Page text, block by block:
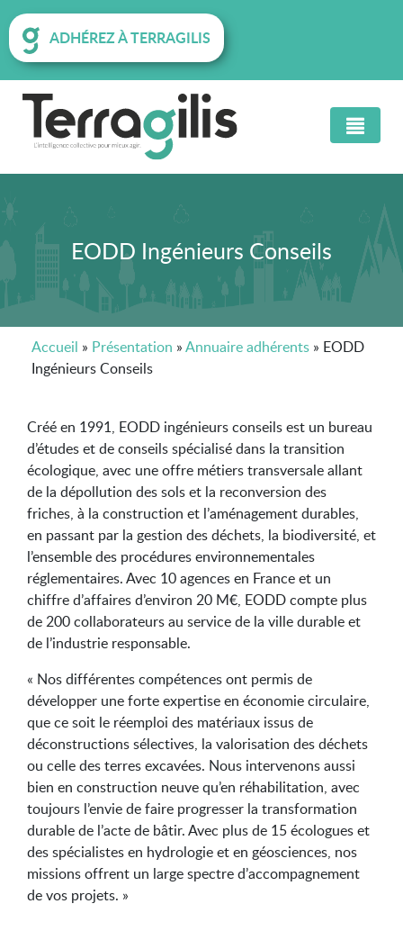
ADHÉREZ À TERRAGILIS
EODD Ingénieurs Conseils
Accueil » Présentation »Annuaire adhérents » EODD
Ingénieurs Conseils
Créé en 1991, EODD ingénieurs conseils est un bureau
d’études et de conseils spécialisé dans la transition
écologique, avec une offre métiers transversale allant
de la dépollution des sols et la reconversion des
friches, à la construction et l’aménagement durables,
en passant par la gestion des déchets, la biodiversité, et
l’ensemble des procédures environnementales
réglementaires. Avec 10 agences en France et un
chiffre d’affaires d’environ 20 M€, EODD compte plus
de 200 collaborateurs au service de la ville durable et
de l’industrie responsable.
« Nos différentes compétences ont permis de
développer une forte expertise en économie circulaire,
que ce soit le réemploi des matériaux issus de
déconstructions sélectives, la valorisation des déchets
ou celle des terres excavées. Nous intervenons aussi
bien en construction neuve qu’en réhabilitation, avec
toujours l’envie de faire progresser la transformation
durable de l’acte de bâtir. Avec plus de 15 écologues et
des spécialistes en hydrologie et en géosciences, nos
missions offrent un large spectre d’accompagnement
de vos projets. »